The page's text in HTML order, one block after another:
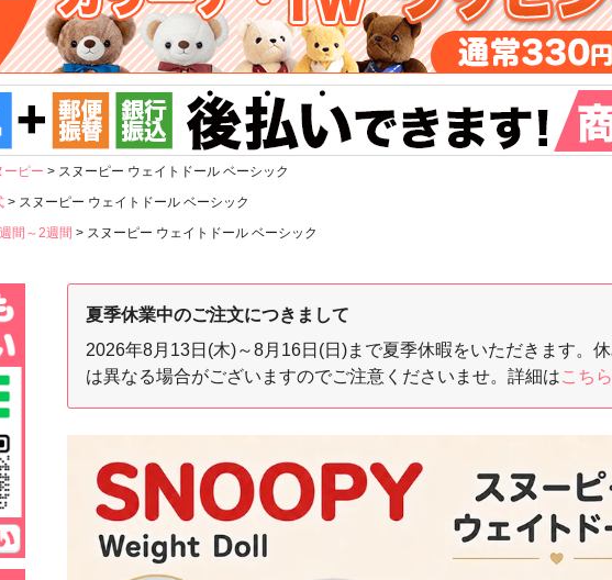
ーピー
スヌーピー ウェイトドール ベーシック
スヌーピー ウェイトドール ベーシック
間～2週間 スヌーピー ウェイトドール ベーシック
夏季休業中のご注文につきまして
2026年8月13日(木)～8月16日(日)まで夏季休暇をいただきます。
は異なる場合がございますのでご注意くださいませ。詳細はこちら